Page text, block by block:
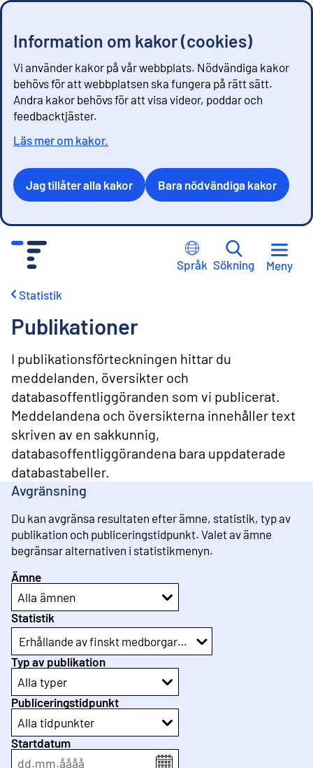
Information om kakor (cookies)
Vi använder kakor på vår webbplats. Nödvändiga kakor
behövs för att webbplatsen ska fungera på rätt sätt.
Andra kakor behövs för att visa videor, poddar och
feedbacktjäster.
Läs mer om kakor.
Jag tillåter alla kakor Bara nödvändiga kakor
Språk Sökning Meny
Statistik
Publikationer
I publikationsförteckningen hittar du
meddelanden, översikter och
databasoffentliggöranden som vi publicerat.
Meddelandena och översikterna innehåller text
skriven av en sakkunnig,
databasoffentliggörandena bara uppdaterade
databastabeller.
Avgränsning
Du kan avgränsa resultaten efter ämne, statistik, typ av
publikation och publiceringstidpunkt. Valet av ämne
begränsar alternativen i statistikmenyn.
Ämne
Alla ämnen
Statistik
Erhållande av finskt medborgarskap
Typ av publikation
Alla typer
Publiceringstidpunkt
Alla tidpunkter
Startdatum
dd.mm.åååå